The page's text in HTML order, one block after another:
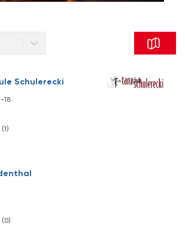
Schulerecki
18
(1)
(0)